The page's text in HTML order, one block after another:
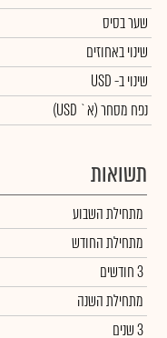
שער בסיס
שינוי באחוזים
שינויב- USD
נפח מסחר(א` USD)
תשואות
מתחילת השבוע
מתחילת החודש
3 חודשים
מתחילת השנה
3 שנים